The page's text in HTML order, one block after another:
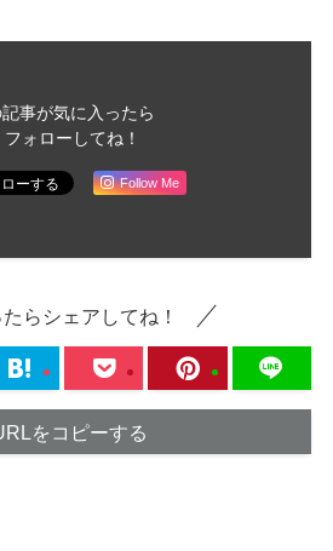
記事が気に入ったら
フォローしてね！
Follow Me
らシェアしてね！
をコピーする